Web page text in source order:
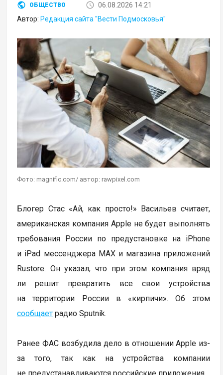
ОБЩЕСТВО
06.08.2026 14:21
Автор: Редакция сайта "Вести Подмосковья"
Фото: magnific.com/ автор: rawpixel.com
Блогер Стас «Ай, как просто!» Васильев считает,
американская компания Apple не будет выполнять
требования России по предустановке на iPhone
и iPad мессенджера MAX и магазина приложений
Rustore. Он указал, что при этом компания вряд
ли решит превратить все свои устройства
на территории России в «кирпичи». Об этом
сообщает радио Sputnik.
Ранее ФАС возбудила дело в отношении Apple из-
за того, так как на устройства компании